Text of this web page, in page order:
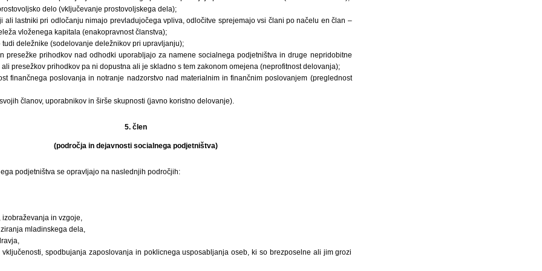
delo (vključevanje prostovoljskega dela);
ali lastniki pri odločanju nimajo prevladujočega vpliva, odločitve sprejemajo vsi člani po načelu en član –
vloženega kapitala (enakopravnost članstva);
deležnike (sodelovanje deležnikov pri upravljanju);
presežke prihodkov nad odhodki uporabljajo za namene socialnega podjetništva in druge nepridobitne
presežkov prihodkov pa ni dopustna ali je skladno s tem zakonom omejena (neprofitnost delovanja);
finančnega poslovanja in notranje nadzorstvo nad materialnim in finančnim poslovanjem (preglednost
članov, uporabnikov in širše skupnosti (javno koristno delovanje).
5. člen
(področja in dejavnosti socialnega podjetništva)
podjetništva se opravljajo na naslednjih področjih:
in vzgoje,
mladinskega dela,
spodbujanja zaposlovanja in poklicnega usposabljanja oseb, ki so brezposelne ali jim grozi